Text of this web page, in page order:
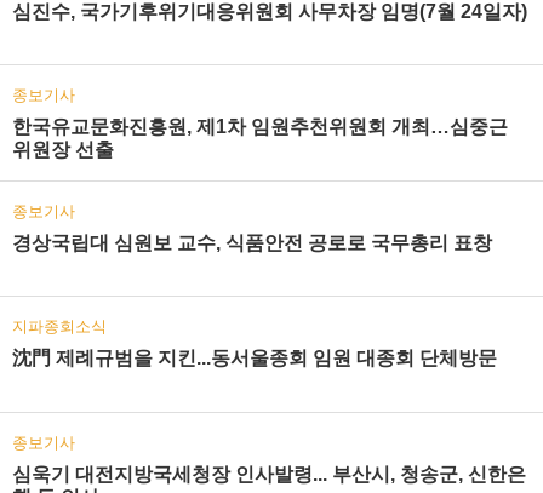
심진수, 국가기후위기대응위원회 사무차장 임명(7월 24일자)
종보기사
한국유교문화진흥원, 제1차 임원추천위원회 개최…심중근
위원장 선출
종보기사
경상국립대 심원보 교수, 식품안전 공로로 국무총리 표창
지파종회소식
沈門 제례규범을 지킨...동서울종회 임원 대종회 단체방문
종보기사
심욱기 대전지방국세청장 인사발령... 부산시, 청송군, 신한은